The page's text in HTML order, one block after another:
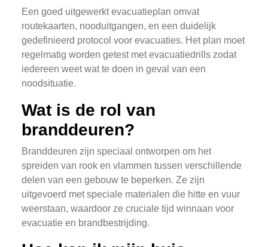
Een goed uitgewerkt evacuatieplan omvat
routekaarten, nooduitgangen, en een duidelijk
gedefinieerd protocol voor evacuaties. Het plan moet
regelmatig worden getest met evacuatiedrills zodat
iedereen weet wat te doen in geval van een
noodsituatie.
Wat is de rol van
branddeuren?
Branddeuren zijn speciaal ontworpen om het
spreiden van rook en vlammen tussen verschillende
delen van een gebouw te beperken. Ze zijn
uitgevoerd met speciale materialen die hitte en vuur
weerstaan, waardoor ze cruciale tijd winnaan voor
evacuatie en brandbestrijding.